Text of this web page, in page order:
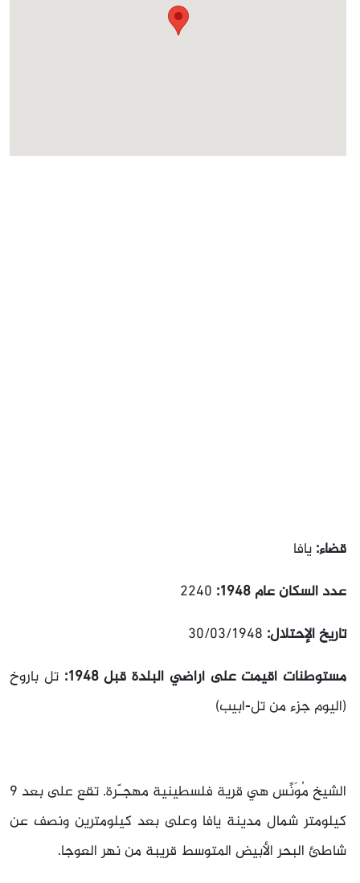
قضاء: يافا
عدد السكان عام 1948:
تاريخ الإحتلال:
مستوطنات أقيمت على أراضي البلدة قبل 1948:
تل باروخ
(اليوم جزء من تل-ابيب)
الشيخ مُوَنِّس هي قرية فلسطينية مهجـّرة. تقع على بعد 9
كيلومتر شمال مدينة يافا وعلى بعد كيلومترين ونصف عن
شاطئ البحر الأبيض المتوسط قريبة من نهر العوجا.